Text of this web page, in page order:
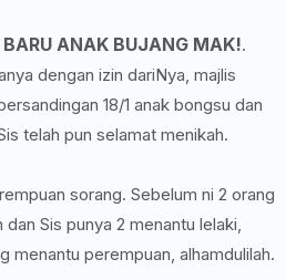
ANAK BUJANG MAK!.
dengan izin dariNya, majlis
18/1 anak bongsu dan
telah pun selamat menikah.
sorang. Sebelum ni 2 orang
Sis punya 2 menantu lelaki,
menantu perempuan, alhamdulilah.